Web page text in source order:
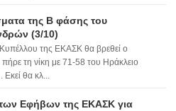
της Β φάσης του
(3/10)
Κυπέλλου της ΕΚΑΣΚ θα βρεθεί ο
τη νίκη με 71-58 του Ηράκλειο
Εκεί θα κλ...
Εφήβων της ΕΚΑΣΚ για